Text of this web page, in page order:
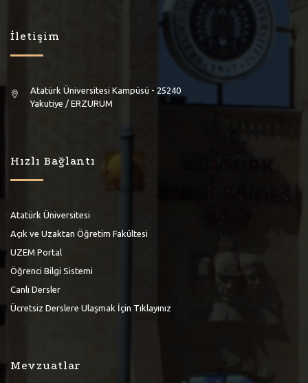
İletişim
Atatürk Üniversitesi Kampüsü - 25240
Yakutiye / ERZURUM
Hızlı Bağlantı
Atatürk Üniversitesi
Açık ve Uzaktan Öğretim Fakültesi
UZEM Portal
Öğrenci Bilgi Sistemi
Canlı Dersler
Ücretsiz Derslere Ulaşmak İçin Tıklayınız
Mevzuatlar